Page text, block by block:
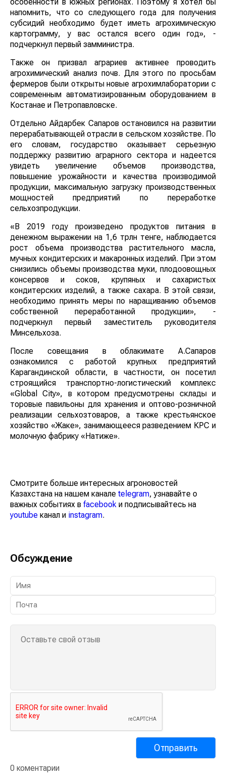
напомнить, что со следующего года для получения
субсидий необходимо будет иметь агрохимическую
картограмму, у вас остался всего один год», -
подчеркнул первый замминистра.
Также он призвал аграриев активнее проводить
агрохимический анализ почв. Для этого по просьбам
фермеров были открыты новые агрохимлаборатории с
современным автоматизированным оборудованием в
Костанае и Петропавловске.
Отдельно Айдарбек Сапаров остановился на развитии
перерабатывающей отрасли в сельском хозяйстве. По
его словам, государство оказывает серьезную
поддержку развитию аграрного сектора и надеется
увидеть увеличение объемов производства,
повышение урожайности и качества производимой
продукции, максимальную загрузку производственных
мощностей предприятий по переработке
сельхозпродукции.
«В 2019 году произведено продуктов питания в
денежном выражении на 1,6 трлн тенге, наблюдается
рост объема производства растительного масла,
мучных кондитерских и макаронных изделий. При этом
снизились объемы производства муки, плодоовощных
консервов и соков, крупяных и сахаристых
кондитерских изделий, а также сахара. В этой связи,
необходимо принять меры по наращиванию объемов
собственной переработанной продукции», -
подчеркнул первый заместитель руководителя
Минсельхоза.
После совещания в облакимате А.Сапаров
ознакомился с работой крупных предприятий
Карагандинской области, в частности, он посетил
строящийся транспортно-логистический комплекс
«Global City», в котором предусмотрены склады и
торовые павильоны для хранения и оптово-розничной
реализации сельхозтоваров, а также крестьянское
хозяйство «Жаке», занимающееся разведением КРС и
молочную фабрику «Натиже».
Смотрите больше интересных агроновостей
Казахстана на нашем канале telegram, узнавайте о
важных событиях в facebook и подписывайтесь на
youtube канал и instagram.
Обсуждение
0 коментарии